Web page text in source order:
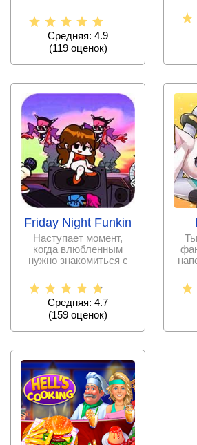
Средняя: 4.9
(119оценок)
Friday Night Funkin
Наступает момент,
когда влюбленным
нужно знакомиться с
второй
Средняя: 4.7
(159 оценок)